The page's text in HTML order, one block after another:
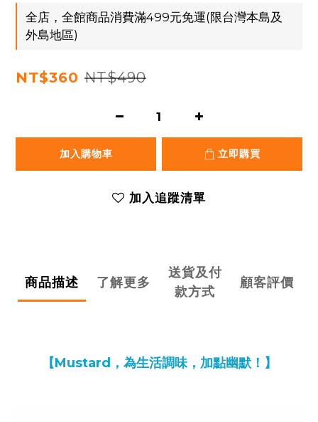
全店，全館商品消費滿499元免運(限台灣本島及
外島地區)
NT$360 NT$490
加入購物車 立即購買
加入追蹤清單
商品描述 了解更多
送貨及付
款方式
顧客評價
【Mustard，為生活調味，加點幽默！】